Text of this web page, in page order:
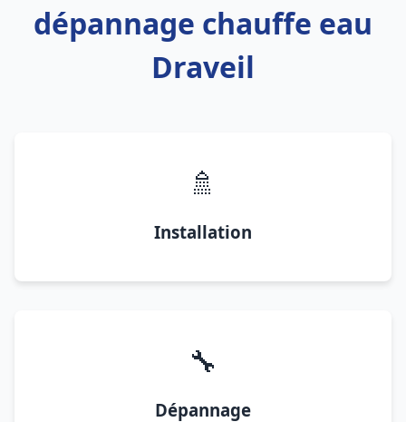
dépannage chauffe eau
Draveil
🚿
Installation
🔧
Dépannage